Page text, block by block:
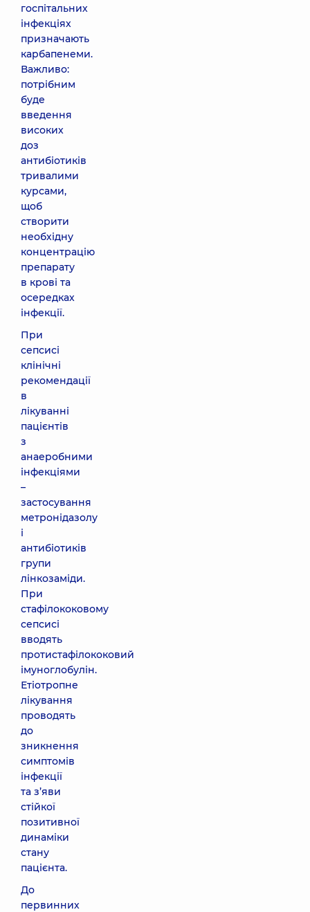
госпітальних
інфекціях
призначають
карбапенеми.
Важливо:
потрібним
буде
введення
високих
доз
антибіотиків
тривалими
курсами,
щоб
створити
необхідну
концентрацію
препарату
в крові та
осередках
інфекції.
При
сепсисі
клінічні
рекомендації
в
лікуванні
пацієнтів
з
анаеробними
інфекціями
–
застосування
метронідазолу
і
антибіотиків
групи
лінкозаміди.
При
стафілококовому
сепсисі
вводять
протистафілококовий
імуноглобулін.
Етіотропне
лікування
проводять
до
зникнення
симптомів
інфекції
та з’яви
стійкої
позитивної
динаміки
стану
пацієнта.
До
первинних